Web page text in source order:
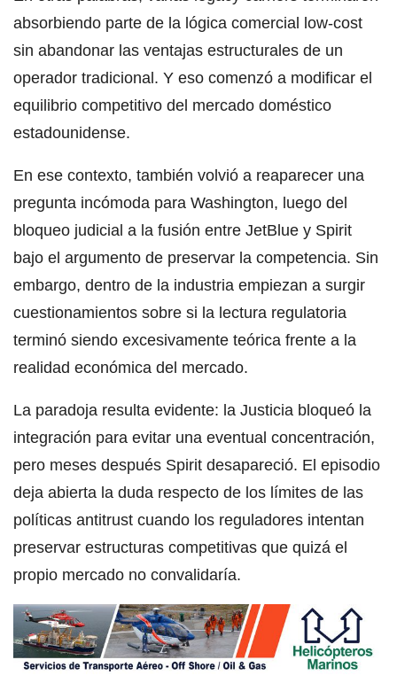
absorbiendo parte de la lógica comercial low-cost
sin abandonar las ventajas estructurales de un
operador tradicional. Y eso comenzó a modificar el
equilibrio competitivo del mercado doméstico
estadounidense.
En ese contexto, también volvió a reaparecer una
pregunta incómoda para Washington, luego del
bloqueo judicial a la fusión entre JetBlue y Spirit
bajo el argumento de preservar la competencia. Sin
embargo, dentro de la industria empiezan a surgir
cuestionamientos sobre si la lectura regulatoria
terminó siendo excesivamente teórica frente a la
realidad económica del mercado.
La paradoja resulta evidente: la Justicia bloqueó la
integración para evitar una eventual concentración,
pero meses después Spirit desapareció. El episodio
deja abierta la duda respecto de los límites de las
políticas antitrust cuando los reguladores intentan
preservar estructuras competitivas que quizá el
propio mercado no convalidaría.